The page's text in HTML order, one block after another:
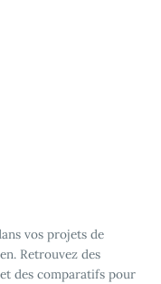
vos projets de
Retrouvez des
des comparatifs pour